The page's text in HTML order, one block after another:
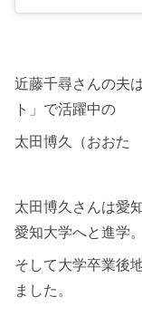
近藤千尋さんの夫
ト」で活躍中の
太田博久（おおた
太田博久さんは愛
愛知大学へと進学。
そして大学卒業後
ました。